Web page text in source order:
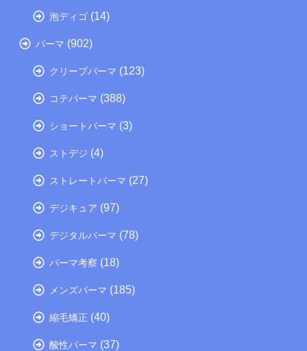
泡ディゴ (14)
パーマ (902)
クリープパーマ (123)
コテパーマ (388)
ショートパーマ (3)
ストデジ (4)
ストレートパーマ (27)
デジキュア (97)
デジタルパーマ (78)
パーマ考察 (18)
メンズパーマ (185)
縮毛矯正 (40)
酸性パーマ (37)